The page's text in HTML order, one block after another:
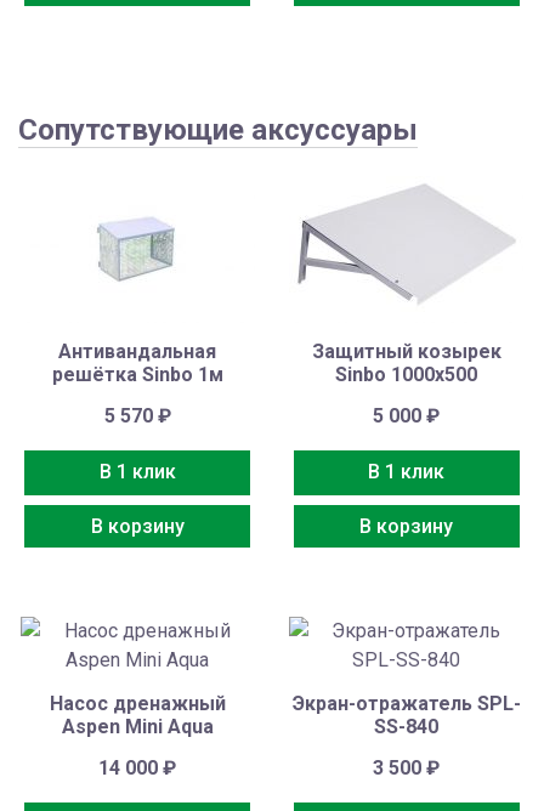
Сопутствующие аксуссуары
Антивандальная
решётка Sinbo 1м
5 570 ₽
В 1 клик
В корзину
Защитный козырек
Sinbo 1000х500
5 000₽
В 1 клик
В корзину
Насос дренажный
Aspen Mini Aqua
14 000₽
Экран-отражатель SPL-
SS-840
3 500₽